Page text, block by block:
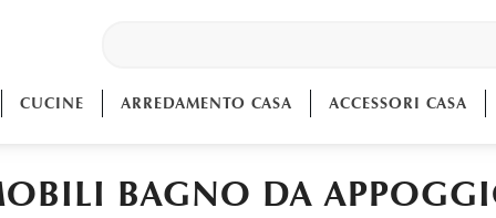
CUCINE ARREDAMENTO CASA ACCESSORI CASA
BAGNO DA